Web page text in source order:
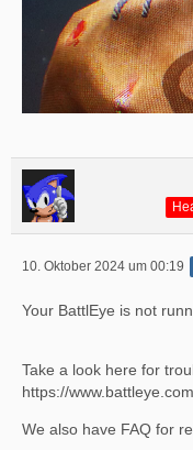
10. Oktober 2024 um 00:19
Your BattlEye is not
Take a look here for
https://
We also have FAQ for